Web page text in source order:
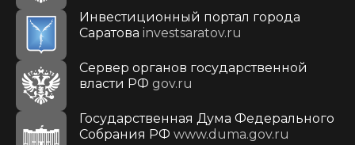
Инвестиционный портал города
Саратова investsaratov.ru
Сервер органов государственной
власти РФ gov.ru
Государственная Дума Федерального
Собрания РФ www.duma.gov.ru